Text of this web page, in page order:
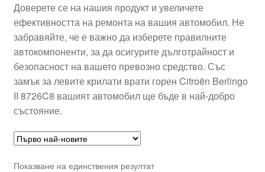
Транспорт
Доверете се на нашия продукт и увеличете
ефективността на ремонта на вашия автомобил. Не
забравяйте, че е важно да изберете правилните
автокомпоненти, за да осигурите дълготрайност и
безопасност на вашето превозно средство. Със
замък за левите крилати врати горен Citroën Berlingo
II 8726C8 вашият автомобил ще бъде в най-добро
състояние.
Показване на единствения резултат